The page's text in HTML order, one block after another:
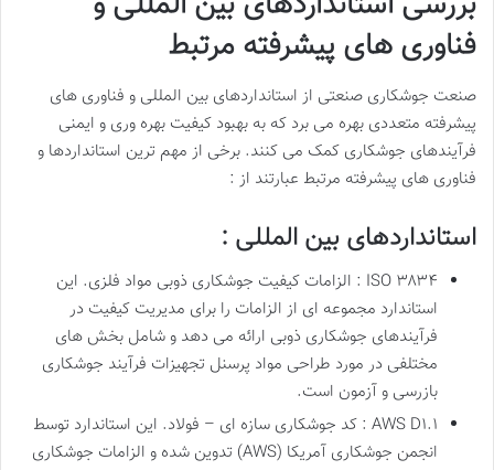
فناوری های پیشرفته مرتبط
صنعت جوشکاری صنعتی از استانداردهای بین المللی و فناوری های
پیشرفته متعددی بهره می برد که به بهبود کیفیت بهره وری و ایمنی
فرآیندهای جوشکاری کمک می کنند. برخی از مهم ترین استانداردها و
فناوری های پیشرفته مرتبط عبارتند از :
استانداردهای بین المللی :
ISO ۳۸۳۴ : الزامات کیفیت جوشکاری ذوبی مواد فلزی. این
استاندارد مجموعه ای از الزامات را برای مدیریت کیفیت در
فرآیندهای جوشکاری ذوبی ارائه می دهد و شامل بخش های
مختلفی در مورد طراحی مواد پرسنل تجهیزات فرآیند جوشکاری
بازرسی و آزمون است.
AWS D۱.۱ : کد جوشکاری سازه ای – فولاد. این استاندارد توسط
انجمن جوشکاری آمریکا (AWS) تدوین شده و الزامات جوشکاری